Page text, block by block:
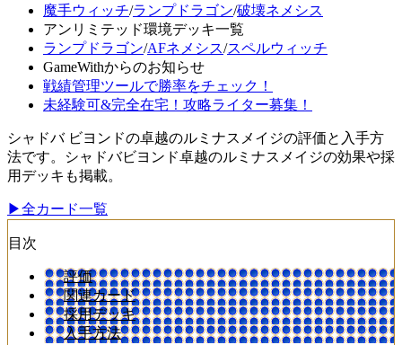
魔手ウィッチ/ランプドラゴン/破壊ネメシス
アンリミテッド環境デッキ一覧
ランプドラゴン/AFネメシス/スペルウィッチ
GameWithからのお知らせ
戦績管理ツールで勝率をチェック！
未経験可&完全在宅！攻略ライター募集！
シャドバ ビヨンドの卓越のルミナスメイジの評価と入手方
法です。シャドバビヨンド卓越のルミナスメイジの効果や採
用デッキも掲載。
▶全カード一覧
目次
評価
関連カード
採用デッキ
入手方法